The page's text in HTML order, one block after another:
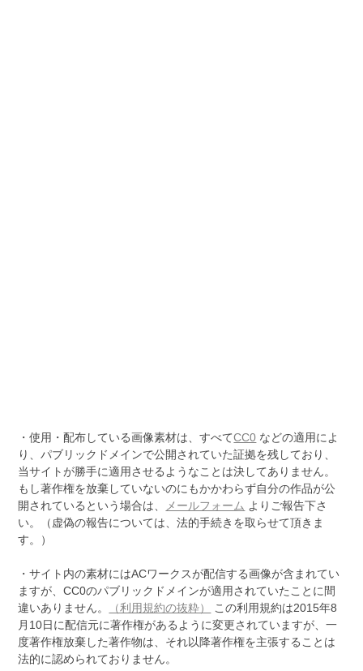
・使用・配布している画像素材は、すべてCC0 などの適用によ
り、パブリックドメインで公開されていた証拠を残しており、
当サイトが勝手に適用させるようなことは決してありません。
もし著作権を放棄していないのにもかかわらず自分の作品が公
開されているという場合は、
メールフォーム よりご報告下さ
い。（虚偽の報告については、法的手続きを取らせて頂きま
す。）
・サイト内の素材にはACワークスが配信する画像が含まれてい
ますが、CC0のパブリックドメインが適用されていたことに間
違いありません。
（利用規約の抜粋）
この利用規約は2015年8
月10日に配信元に著作権があるように変更されていますが、一
度著作権放棄した著作物は、それ以降著作権を主張することは
法的に認められておりません。